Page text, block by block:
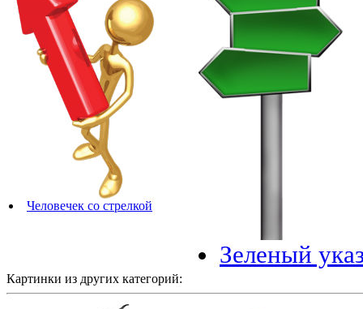
Человечек со стрелкой
Зеленый
Картинки из других категорий: